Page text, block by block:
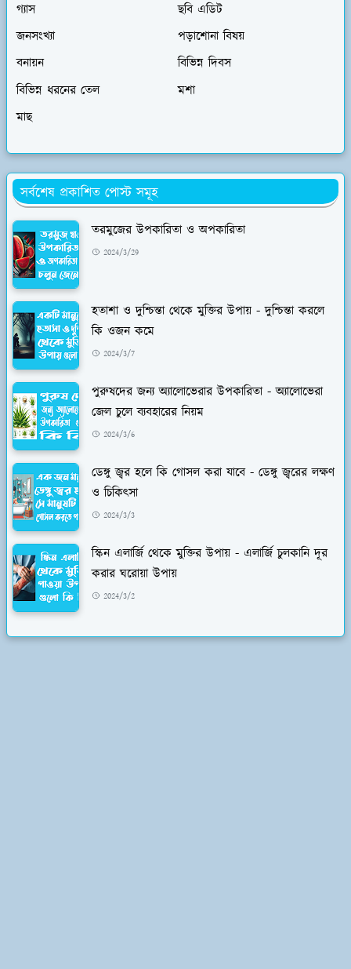
গ্যাস
ছবি এডিট
জনসংখ্যা
পড়াশোনা বিষয়
বনায়ন
বিভিন্ন দিবস
বিভিন্ন ধরনের তেল
মশা
মাছ
সর্বশেষ প্রকাশিত পোস্ট সমূহ
তরমুজের উপকারিতা ও অপকারিতা
2024/3/29
হতাশা ও দুশ্চিন্তা থেকে মুক্তির উপায় - দুশ্চিন্তা করলে
কি ওজন কমে
2024/3/7
পুরুষদের জন্য অ্যালোভেরার উপকারিতা - অ্যালোভেরা
জেল চুলে ব্যবহারের নিয়ম
2024/3/6
ডেঙ্গু জ্বর হলে কি গোসল করা যাবে - ডেঙ্গু জ্বরের লক্ষণ
ও চিকিৎসা
2024/3/3
স্কিন এলার্জি থেকে মুক্তির উপায় - এলার্জি চুলকানি দূর
করার ঘরোয়া উপায়
2024/3/2